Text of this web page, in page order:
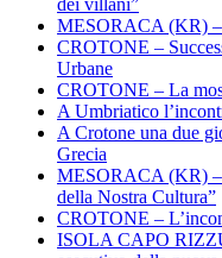
MESORACA (KR) –
CROTONE –
Urbane
CROTONE – La
A Umbriatico
A Crotone una due
Grecia
MESORACA (KR) –
della Nostra Cultura”
CROTONE –
ISOLA CAPO